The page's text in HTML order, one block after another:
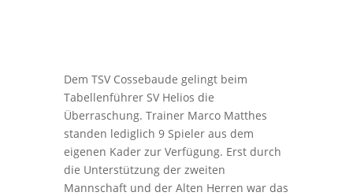
Dem TSV Cossebaude gelingt beim
Tabellenführer SV Helios die
Überraschung. Trainer Marco Matthes
standen lediglich 9 Spieler aus dem
eigenen Kader zur Verfügung. Erst durch
die Unterstützung der zweiten
Mannschaft und der Alten Herren war das